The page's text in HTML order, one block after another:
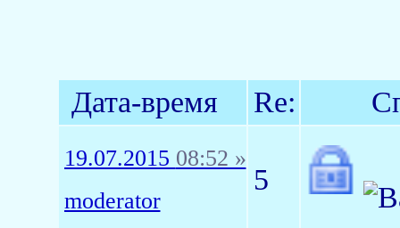
Дата-время Re:
19.07.2015 08:52 »
moderator
5